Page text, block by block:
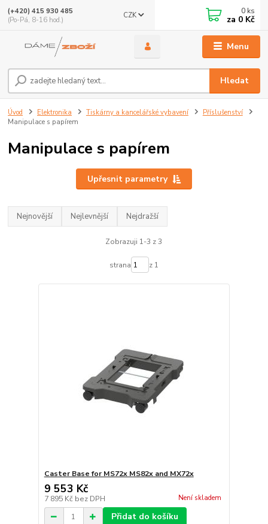
Menu
CZK
Hledat
(+420) 415 930 485
(Po-Pá, 8-16 hod.)
0 ks
za 0 Kč
Úvod Elektronika Tiskárny a kancelářské vybavení
Příslušenství
Manipulace s papírem
Manipulace s papírem
Upřesnit parametry
Nejnovější Nejlevnější Nejdražší
Zobrazuji 1-3 z 3
strana z 1
Caster Base for MS72x MS82x and MX72x
9 553 Kč
7 895 Kč bez DPH Není skladem
Přidat do košíku